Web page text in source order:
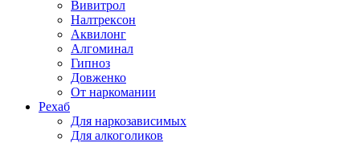
Вивитрол
Налтрексон
Аквилонг
Алгоминал
Гипноз
Довженко
От наркомании
Рехаб
Для наркозависимых
Для алкоголиков